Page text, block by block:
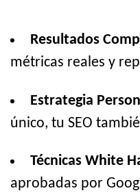
Resultados
métricas reales y
Estrategia
único, tu SEO
Técnicas White
aprobadas por